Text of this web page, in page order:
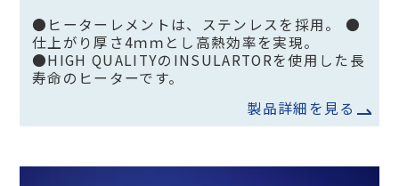
●ヒーターレメントは、ステンレスを採用。 ●
仕上がり厚さ4ｍｍとし高熱効率を実現。
●HIGH QUALITYのINSULARTORを使用した長
寿命のヒーターです。
製品詳細を見る